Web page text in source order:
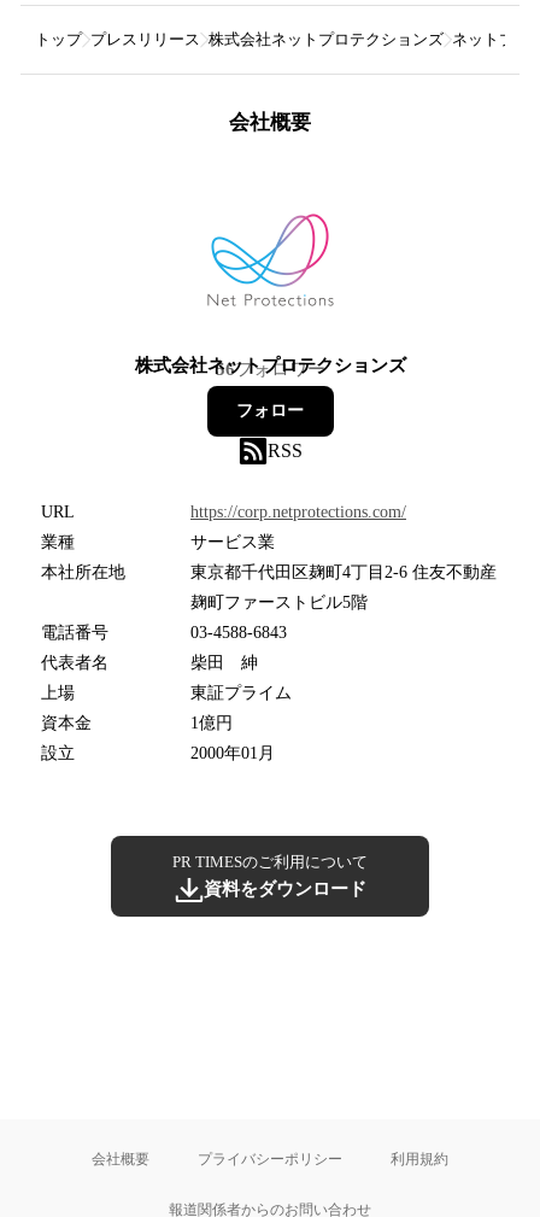
トップ プレスリリース 株式会社ネットプロテクションズ ネットプロ
会社概要
株式会社ネットプロテクションズ
56フォロワー
フォロー
RSS
URL
https://corp.netprotections.com/
業種
サービス業
本社所在地
東京都千代田区麹町4丁目2-6 住友不動産
麹町ファーストビル5階
電話番号
03-4588-6843
代表者名
柴田 紳
上場
東証プライム
資本金
1億円
設立
2000年01月
PR TIMESのご利用について
資料をダウンロード
会社概要 プライバシーポリシー 利用規約
報道関係者からのお問い合わせ